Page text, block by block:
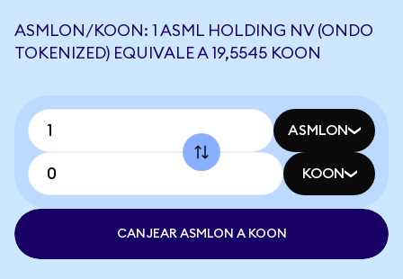
ASMLON/KOON: 1 ASML HOLDING NV (ONDO
TOKENIZED) EQUIVALE A 19,5545 KOON
ASMLON
KOON
CANJEAR ASMLON A KOON